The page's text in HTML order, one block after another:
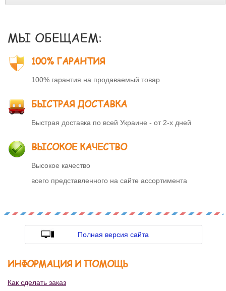
МЫ ОБЕЩАЕМ:
100% ГАРАНТИЯ
100% гарантия на продаваемый товар
БЫСТРАЯ ДОСТАВКА
Быстрая доставка по всей Украине - от 2-х дней
ВЫСОКОЕ КАЧЕСТВО
Высокое качество
всего представленного на сайте ассортимента
Полная версия сайта
ИНФОРМАЦИЯ И ПОМОЩЬ
Как сделать заказ